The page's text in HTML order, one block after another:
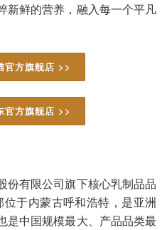
新鲜的营养，融入每一个平凡
官方旗舰店 >>
官方旗舰店 >>
份有限公司旗下核心乳制品品
于内蒙古呼和浩特，是亚洲
是中国规模最大、产品品类最